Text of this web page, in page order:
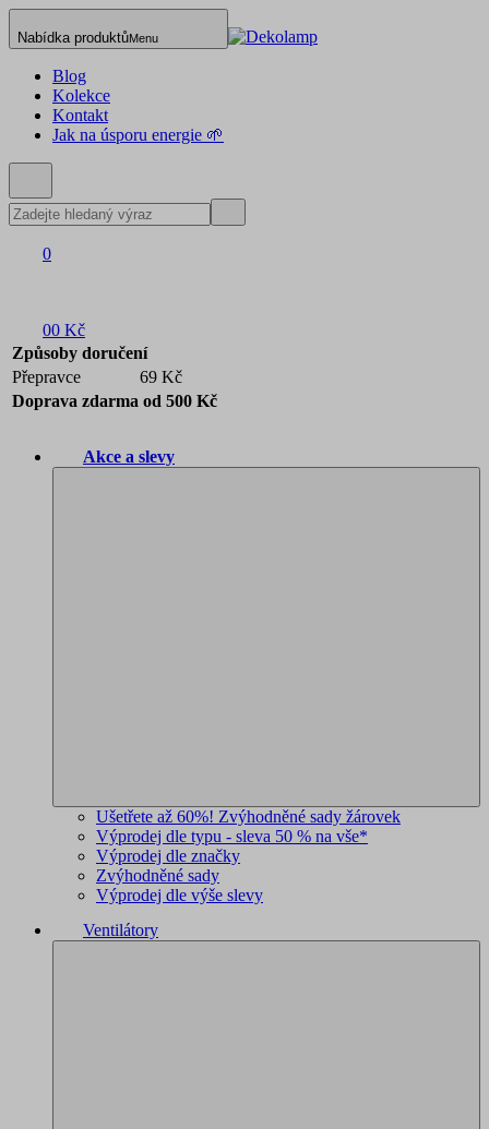
Nabídka produktůMenu
Blog
Kolekce
Kontakt
Jak na úsporu energie 🌱
0
00 Kč
Způsoby doručení
Přepravce
69 Kč
Doprava zdarma od 500 Kč
Akce a slevy
Ušetřete až 60%! Zvýhodněné sady žárovek
Výprodej dle typu - sleva 50 % na vše*
Výprodej dle značky
Zvýhodněné sady
Výprodej dle výše slevy
Ventilátory